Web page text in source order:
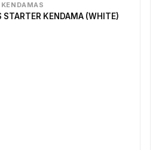
STARTER KENDAMA (WHITE)